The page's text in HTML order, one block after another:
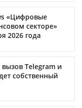
«Цифровые
секторе»
2026 года
Telegram и
собственный